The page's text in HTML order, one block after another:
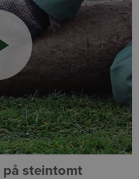
på steintomt